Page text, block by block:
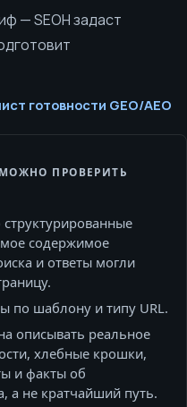
— SEOH задаст
готовности GEO/AEO
ПРОВЕРИТЬ
содержимое
и ответы могли
по шаблону и типу URL.
описывать реальное
хлебные крошки,
и факты об
а не кратчайший путь.